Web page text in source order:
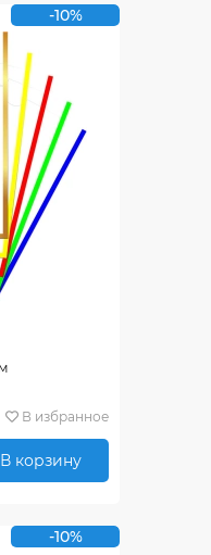
-10%
В избранное
В корзину
-10%